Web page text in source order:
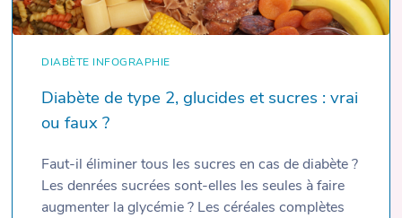
DIABÈTE INFOGRAPHIE
Diabète de type 2, glucides et sucres : vrai
ou faux ?
Faut-il éliminer tous les sucres en cas de diabète ?
Les denrées sucrées sont-elles les seules à faire
augmenter la glycémie ? Les céréales complètes